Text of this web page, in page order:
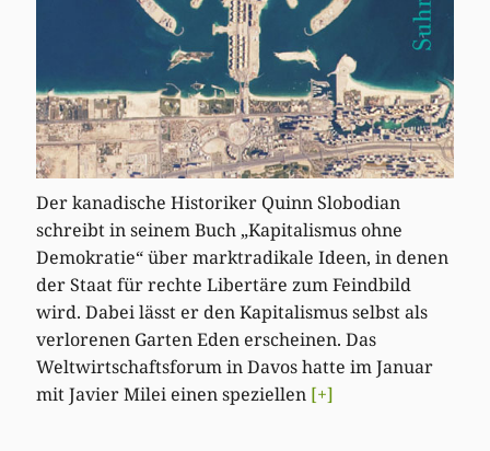
Der kanadische Historiker Quinn Slobodian
schreibt in seinem Buch „Kapitalismus ohne
Demokratie“ über marktradikale Ideen, in denen
der Staat für rechte Libertäre zum Feindbild
wird. Dabei lässt er den Kapitalismus selbst als
verlorenen Garten Eden erscheinen. Das
Weltwirtschaftsforum in Davos hatte im Januar
mit Javier Milei einen speziellen [+]